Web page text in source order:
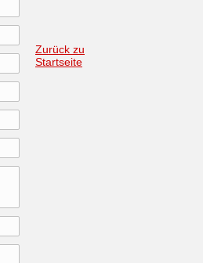
Zurück zu
Startseite